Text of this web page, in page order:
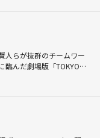
人らが抜群のチームワー
臨んだ劇場版「TOKYO